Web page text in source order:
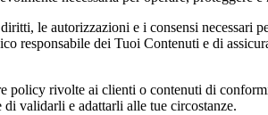
le autorizzazioni e i consensi
responsabile dei Tuoi Contenuti e di
policy rivolte ai clienti o contenuti di
di validarli e adattarli alle tue circostanze.